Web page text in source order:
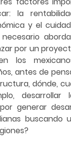
la
y el
necesario
por un
los
antes de
dónde,
desarrollar
generar
buscando